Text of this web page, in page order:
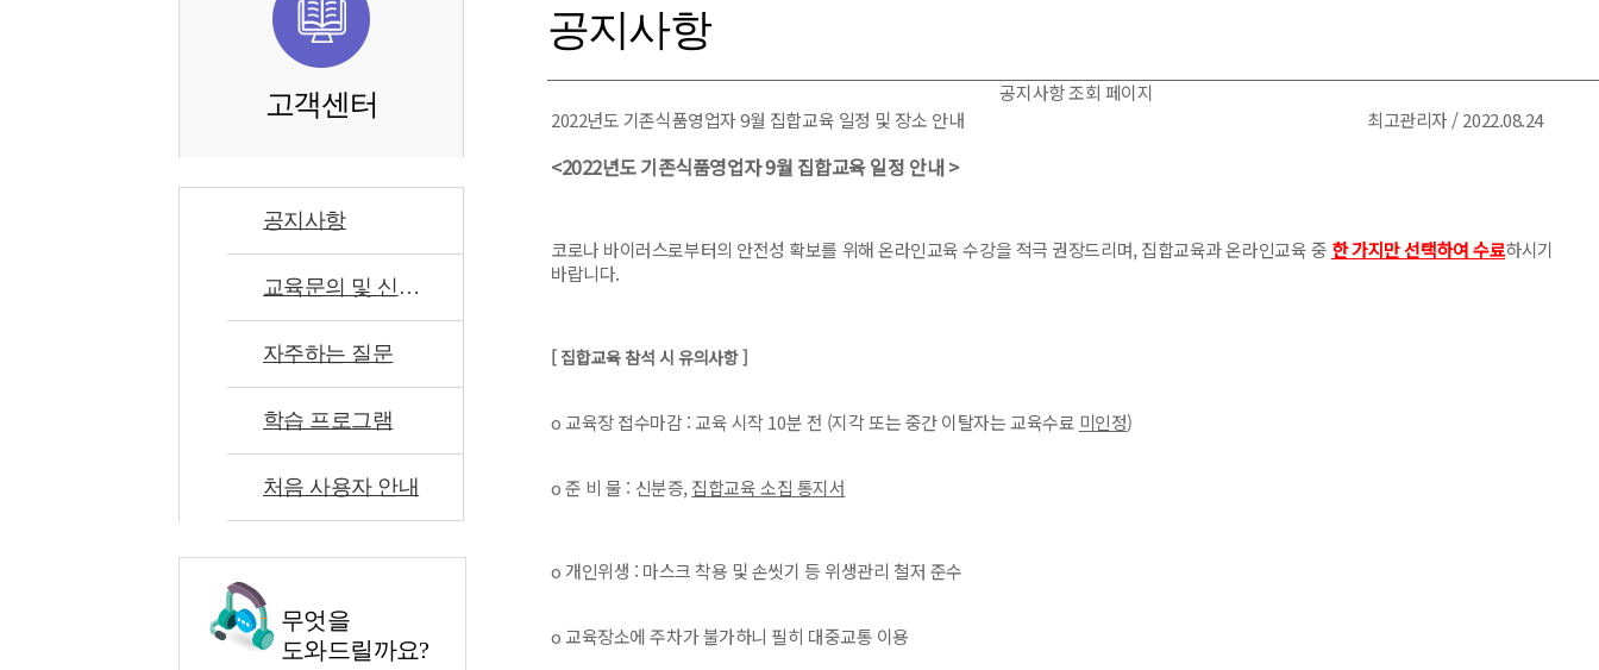
고객센터
공지사항
교육문의 및 신고센터
자주하는 질문
학습 프로그램
처음 사용자 안내
무엇을
도와드릴까요?
공지사항
공지사항 조회 페이지
2022년도 기존식품영업자 9월 집합교육 일정 및 장소 안내
최고관리자 / 2022.08.24
<2022년도 기존식품영업자 9월 집합교육 일정 안내 >
코로나 바이러스로부터의 안전성 확보를 위해 온라인교육 수강을 적극 권장드리며, 집합교육과 온라인교육 중 한 가지만 선택하여 수료하시기
바랍니다.
[ 집합교육 참석 시 유의사항 ]
o 교육장 접수마감 : 교육 시작 10분 전 (지각 또는 중간 이탈자는 교육수료 미인정)
o 준 비 물 : 신분증, 집합교육 소집 통지서
o 개인위생 : 마스크 착용 및 손씻기 등 위생관리 철저 준수
o 교육장소에 주차가 불가하니 필히 대중교통 이용